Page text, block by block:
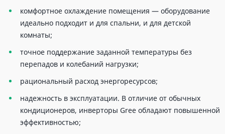
комфортное охлаждение помещения — оборудование
идеально подходит и для спальни, и для детской
комнаты;
точное поддержание заданной температуры без
перепадов и колебаний нагрузки;
рациональный расход энергоресурсов;
надежность в эксплуатации. В отличие от обычных
кондиционеров, инверторы Gree обладают повышенной
эффективностью;